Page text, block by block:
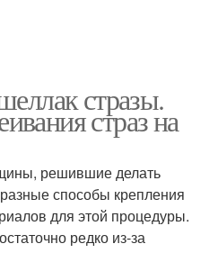
стразы.
страз на
решившие делать
способы крепления
для этой процедуры.
редко из-за